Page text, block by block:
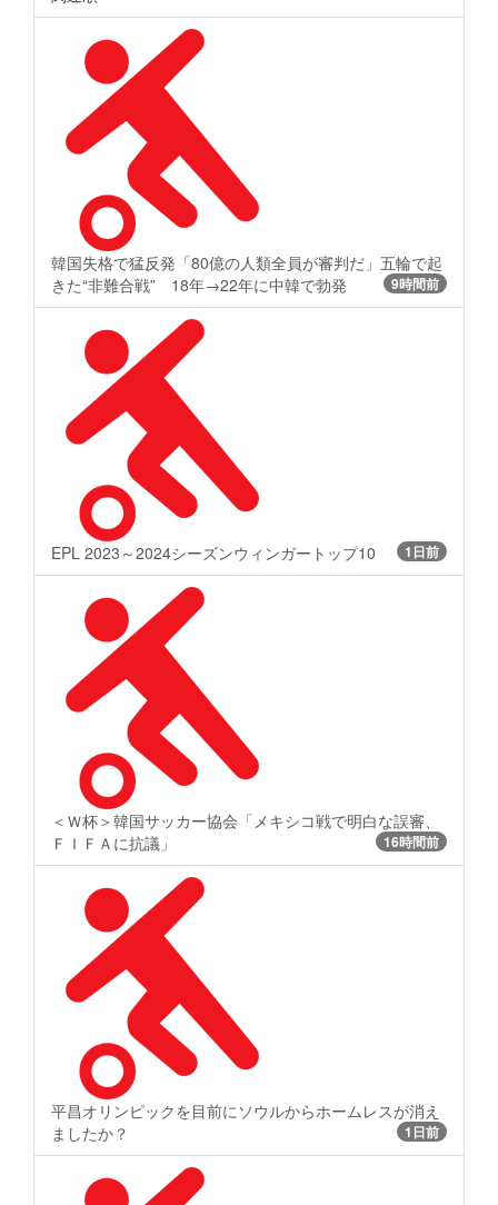
韓国失格で猛反発「80億の人類全員が審判だ」五輪で起
きた“非難合戦” 18年→22年に中韓で勃発
9時間前
EPL 2023～2024シーズンウィンガートップ10 1日前
＜Ｗ杯＞韓国サッカー協会「メキシコ戦で明白な誤審、
ＦＩＦＡに抗議」
16時間前
平昌オリンピックを目前にソウルからホームレスが消え
ましたか？
1日前